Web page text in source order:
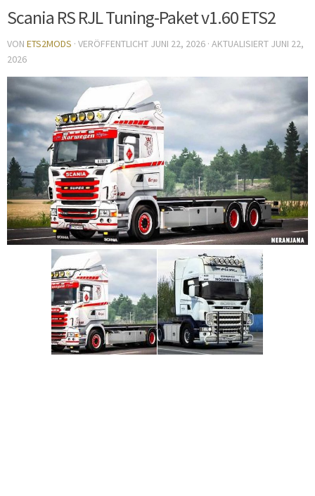
Scania RS RJL Tuning-Paket v1.60 ETS2
VON ETS2MODS · VERÖFFENTLICHT JUNI 22, 2026 · AKTUALISIERT JUNI 22,
2026